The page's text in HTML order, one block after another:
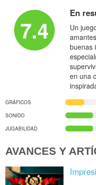
7.4
En
Un
buenas
en una
GRÁFICOS
SONIDO
JUGABILIDAD
AVANCES Y